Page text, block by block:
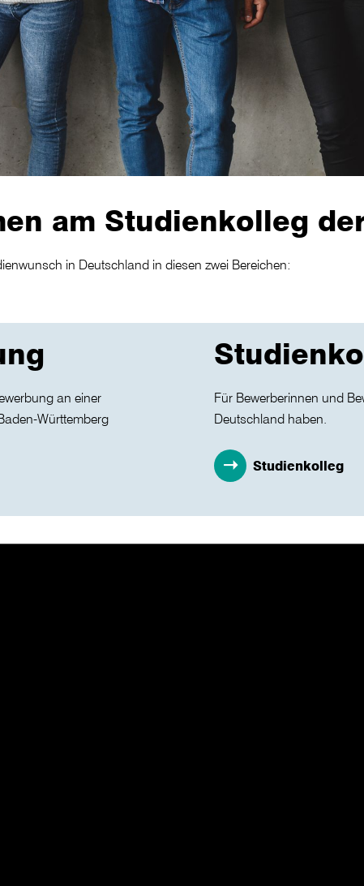
am Studienkolleg
in Deutschland in diesen zwei Bereichen:
an einer
Württemberg
Für Bewerberinnen und
Deutschland haben.
Studienkolleg